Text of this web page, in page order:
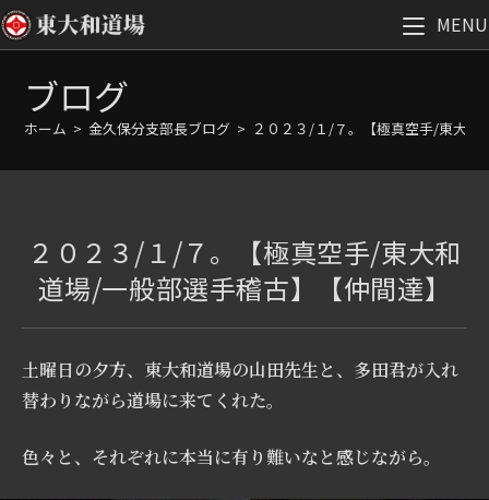
ツ
MENU
ブログ
ホーム > 金久保分支部長ブログ > ２０２３/１/７。【極真空手/東大
２０２３/１/７。【極真空手/東大和
道場/一般部選手稽古】【仲間達】
土曜日の夕方、東大和道場の山田先生と、多田君が入れ
替わりながら道場に来てくれた。
色々と、それぞれに本当に有り難いなと感じながら。